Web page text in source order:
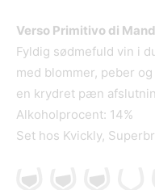
Verso Primitivo di
Fyldig sødmefuld vin i
med blommer, peber
en krydret pæn
Alkoholprocent: 14%
Set hos Kvickly,